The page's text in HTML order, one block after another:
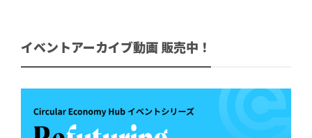
イベントアーカイブ動画 販売中！